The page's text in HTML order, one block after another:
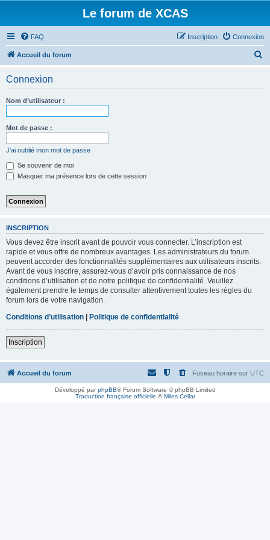
Le forum de XCAS
FAQ Connexion
Inscription
Accueil du forum
Connexion
Nom d’utilisateur :
Mot de passe :
J’ai oublié mon mot de passe
Se souvenir de moi
Masquer ma présence lors de cette session
INSCRIPTION
Vous devez être inscrit avant de pouvoir vous connecter. L’inscription est
rapide et vous offre de nombreux avantages. Les administrateurs du forum
peuvent accorder des fonctionnalités supplémentaires aux utilisateurs inscrits.
Avant de vous inscrire, assurez-vous d’avoir pris connaissance de nos
conditions d’utilisation et de notre politique de confidentialité. Veuillez
également prendre le temps de consulter attentivement toutes les règles du
forum lors de votre navigation.
Conditions d’utilisation | Politique de confidentialité
Inscription
Accueil du forum Fuseau horaire sur UTC
Développé parphpBB® Forum Software © phpBB Limited
Traduction française officielle ©Miles Cellar